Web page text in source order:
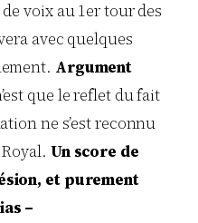
voix au 1er tour des
avec quelques
Argument
que le reflet du fait
ne s’est reconnu
Un score de
et purement
–